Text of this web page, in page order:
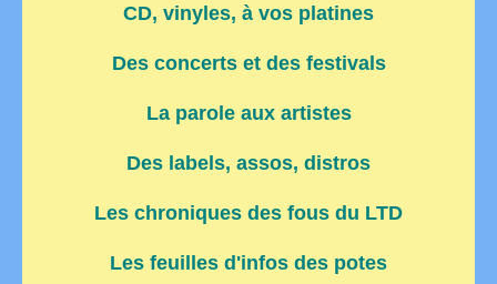
CD, vinyles, à vos platines
Des concerts et des festivals
La parole aux artistes
Des labels, assos, distros
Les chroniques des fous du LTD
Les feuilles d'infos des potes